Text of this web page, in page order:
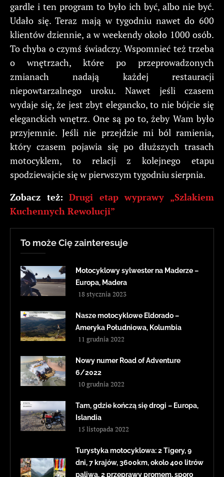
gardle i ten program to było ich być, albo nie być.
Udało się. Teraz mają w tygodniu nawet do 600
klientów dziennie, a w weekendy około 1000 osób.
To chyba o czymś świadczy. Wspomnieć też trzeba
o wnętrzach, które po przeprowadzonych
zmianach nadają każdej restauracji
niepowtarzalnego uroku. Nawet jeśli czasem
wydaje się, że jest zbyt elegancko, to nie bójcie się
eleganckich wnętrz. One są po to, żeby Wam było
przyjemnie. Jeśli nie przejdzie mi ból ramienia,
który czasem pojawia się po dłuższych trasach
motocyklem, to relacji z kolejnego etapu
spodziewajcie się w pierwszym tygodniu sierpnia.
Zobacz też:Drugi etap wyprawy „Szlakiem
Kuchennych Rewolucji”
To może Cię zainteresuje
Motocyklowy sylwester na Maderze –
Europa, Madera
18 stycznia 2023
Nasze motocyklowe Eldorado –
Ameryka Południowa, Kolumbia
11 grudnia 2022
Nowy numer Road of Adventure
6/2022
10 grudnia 2022
Tam, gdzie kończą się drogi – Europa,
Islandia
15 listopada 2022
Turystyka motocyklowa: 2 Tigery, 9
dni, 7 krajów, 3600km, okolo 400 litrów
paliwa, 2 przeprawy promem, sporo